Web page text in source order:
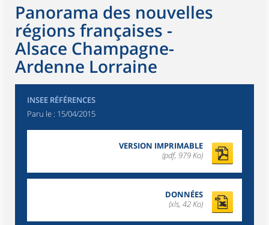
Panorama des nouvelles
régions françaises -
Alsace Champagne-
Ardenne Lorraine
INSEE RÉFÉRENCES
Paru le : 15/04/2015
VERSION IMPRIMABLE
(pdf, 979 Ko)
DONNÉES
(xls, 42 Ko)